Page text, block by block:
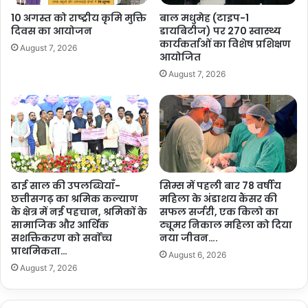
वा
सि
यों
की
मृ
द्धि
औ
र
खु
श
हा
ली
की
मं
ग
ल
जु
ड़ा
व
त्स
है
–
मु
ख्य
मं
त्री
वि
ष्णु
दे
व
सा
…
10 अगस्त को राष्ट्रीय कृमि मुक्ति
दिवस का आयोजन
August 7, 2026
बाल मधुमेह (टाइप-1
डायबिटीज) पर 270 स्वास्थ्य
कार्यकर्ताओं का विशेष प्रशिक्षण
आयोजित
August 7, 2026
ढाई साल की उपलब्धियाँ-
छत्तीसगढ़ का श्रमिक कल्याण
के क्षेत्र में नई पहचान, श्रमिकों के
सामाजिक और आर्थिक
सशक्तिकरण को सर्वाेच्च
प्राथमिकता…
August 7, 2026
सिम्स में पहली बार 78 वर्षीय
महिला के अंडाशय कैंसर की
सफल सर्जरी, एक किलो का
ट्यूमर निकाल महिला को दिया
नया जीवन….
August 6, 2026